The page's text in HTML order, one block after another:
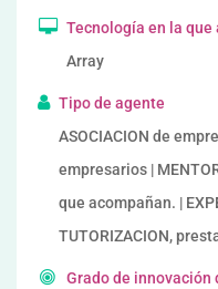
Tecnología en la que
Array
Tipo de agente
ASOCIACION de
empresarios |
que acompañan. |
TUTORIZACION,
Grado de innovación